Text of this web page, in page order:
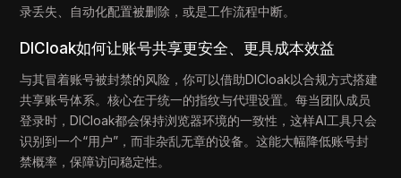
录丢失、自动化配置被删除，或是工作流程中断。
DICloak如何让账号共享更安全、更具成本效益
与其冒着账号被封禁的风险，你可以借助DICloak以合规方式搭建
共享账号体系。核心在于统一的指纹与代理设置。每当团队成员
登录时，DICloak都会保持浏览器环境的一致性，这样AI工具只会
识别到一个“用户”，而非杂乱无章的设备。这能大幅降低账号封
禁概率，保障访问稳定性。